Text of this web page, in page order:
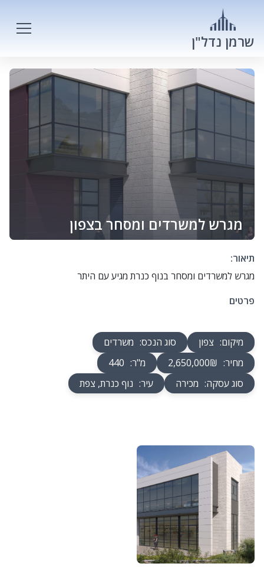
שרמן נדל"ן
מגרש למשרדים ומסחר בצפון
תיאור:
מגרש למשרדים ומסחר בנוף כנרת מגיע עם היתר
פרטים
מיקום: צפון סוג הנכס: משרדים
מחיר:
2,650,000₪ מ"ר:
440
סוג עסקה: מכירה עיר: נוף כנרת, צפת